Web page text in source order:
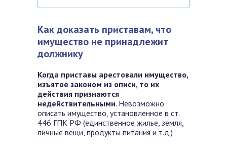
Как доказать приставам, что
имущество не принадлежит
должнику
Когда приставы арестовали имущество,
изъятое законом из описи, то их
действия признаются
недействительными. Невозможно
описать имущество, установленное в ст.
446 ГПК РФ (единственное жилье, земля,
личные вещи, продукты питания и т.д.)